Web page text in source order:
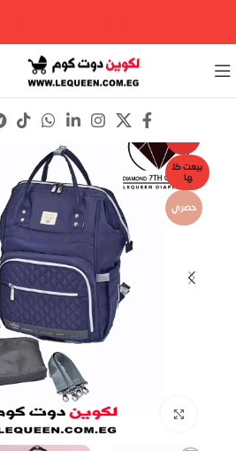
بيعت كل
ها
حصري
اضغط للتكبير